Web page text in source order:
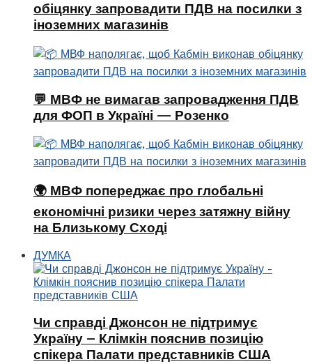
обіцянку запровадити ПДВ на посилки з
іноземних магазинів
💬 МВФ не вимагав запровадження ПДВ
для ФОП в Україні — Розенко
🌍 МВФ попереджає про глобальні
економічні ризики через затяжну війну
на Близькому Сході
ДУМКА
Чи справді Джонсон не підтримує
Україну – Клімкін пояснив позицію
спікера Палати представників США